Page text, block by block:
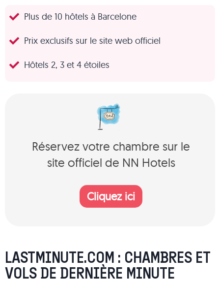
Plus de 10 hôtels à Barcelone
Prix exclusifs sur le site web officiel
Hôtels 2, 3 et 4 étoiles
Réservez votre chambre sur le
site officiel de NN Hotels
Cliquez ici
LASTMINUTE.COM : CHAMBRES ET
VOLS DE DERNIÈRE MINUTE